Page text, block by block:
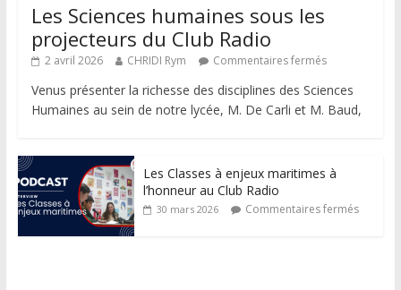
Les Sciences humaines sous les
projecteurs du Club Radio
2 avril 2026 CHRIDI Rym Commentaires fermés
Venus présenter la richesse des disciplines des Sciences
Humaines au sein de notre lycée, M. De Carli et M. Baud,
Les Classes à enjeux maritimes à
l’honneur au Club Radio
30 mars 2026 Commentaires fermés